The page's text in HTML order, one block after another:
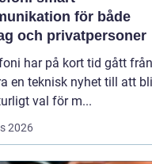
för både
och privatpersoner
har på kort tid gått från
en teknisk nyhet till att bli
val för m...
2026